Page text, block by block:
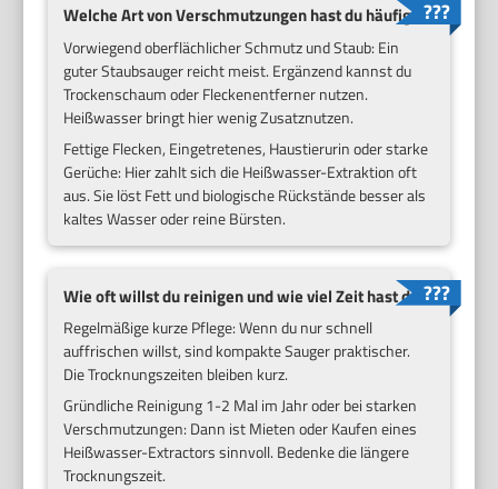
Welche Art von Verschmutzungen hast du häufig?
Vorwiegend oberflächlicher Schmutz und Staub: Ein
guter Staubsauger reicht meist. Ergänzend kannst du
Trockenschaum oder Fleckenentferner nutzen.
Heißwasser bringt hier wenig Zusatznutzen.
Fettige Flecken, Eingetretenes, Haustierurin oder starke
Gerüche: Hier zahlt sich die Heißwasser-Extraktion oft
aus. Sie löst Fett und biologische Rückstände besser als
kaltes Wasser oder reine Bürsten.
Wie oft willst du reinigen und wie viel Zeit hast du?
Regelmäßige kurze Pflege: Wenn du nur schnell
auffrischen willst, sind kompakte Sauger praktischer.
Die Trocknungszeiten bleiben kurz.
Gründliche Reinigung 1-2 Mal im Jahr oder bei starken
Verschmutzungen: Dann ist Mieten oder Kaufen eines
Heißwasser-Extractors sinnvoll. Bedenke die längere
Trocknungszeit.